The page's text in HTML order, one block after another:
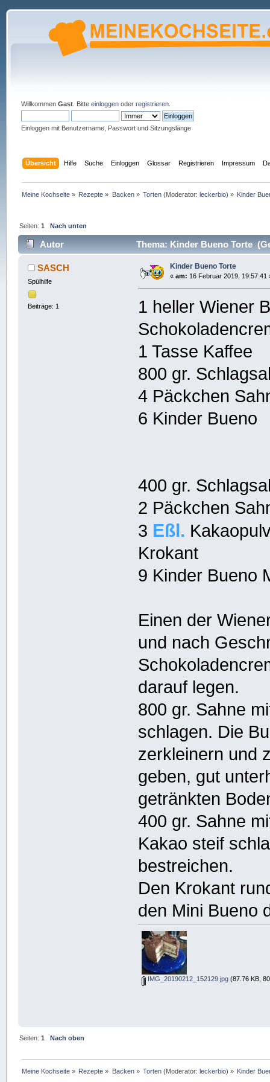
Willkommen Gast. Bitte einloggenoder registrieren.
Einloggen mit Benutzername, Passwort und Sitzungslänge
Übersicht Hilfe Suche Einloggen Glossar Registrieren Impressum
Meine Kochseite » Rezepte » Backen» Torten (Moderator:leckerbio) » Kinder
Seiten:1 Nach unten
Autor Thema: Kinder Bueno Torte
SASCH
Spülhilfe
Beiträge: 1
Kinder Bueno Torte
« am: 16 Februar 2019, 19:57:41
1 heller Wiener
1 Tasse Kaffee
800 gr.
4 Päckchen
6 Kinder Bueno
400 gr.
2 Päckchen
3 Eßl.
Krokant
9 Kinder Bueno
Einen der
und nach
darauf legen.
800 gr. Sahne
schlagen. Die
zerkleinern und
geben, gut
getränkten
400 gr. Sahne
Kakao steif
bestreichen.
Den Krokant
den Mini Bueno
IMG_20190212_152129.jpg(87.76 KB,
Seiten:1 Nach oben
Meine Kochseite » Rezepte » Backen» Torten (Moderator:leckerbio) » Kinder